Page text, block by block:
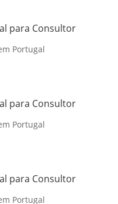
para Consultor
Portugal
para Consultor
Portugal
para Consultor
Portugal